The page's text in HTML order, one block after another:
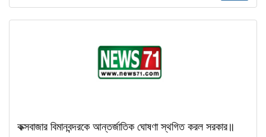
কক্সবাজার বিমানবন্দরকে আন্তর্জাতিক ঘোষণা স্থগিত করল সরকার॥